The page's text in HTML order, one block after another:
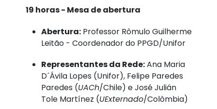
19 horas - Mesa de abertura
Abertura:Professor Rômulo Guilherme
Leitão - Coordenador do PPGD/Unifor
Representantes da Rede:Ana Maria
D´Ávila Lopes (Unifor), Felipe Paredes
Paredes (UACh/Chile) e José Julián
Tole Martínez (UExternado/Colômbia)